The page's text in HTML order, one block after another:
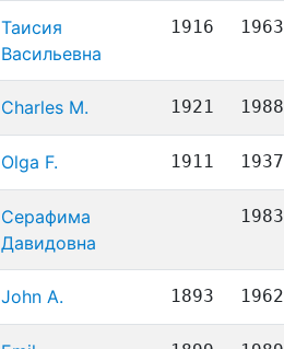
Таисия
Васильевна
1916 1963
Charles M. 1921 1988
Olga F. 1911 1937
Серафима
Давидовна
1983
John A. 1893 1962